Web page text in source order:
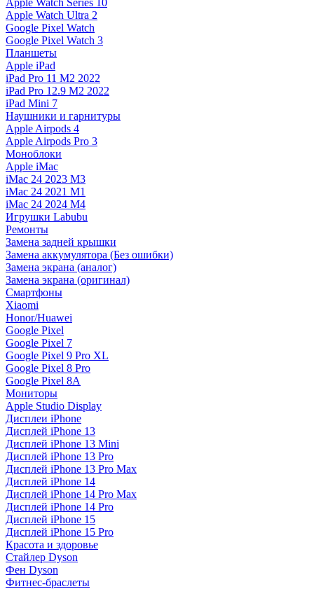
Apple Watch Series 10
Apple Watch Ultra 2
Google Pixel Watch
Google Pixel Watch 3
Планшеты
Apple iPad
iPad Pro 11 M2 2022
iPad Pro 12.9 M2 2022
iPad Mini 7
Наушники и гарнитуры
Apple Airpods 4
Apple Airpods Pro 3
Моноблоки
Apple iMac
iMac 24 2023 M3
iMac 24 2021 M1
iMac 24 2024 M4
Игрушки Labubu
Ремонты
Замена задней крышки
Замена аккумулятора (Без ошибки)
Замена экрана (аналог)
Замена экрана (оригинал)
Смартфоны
Xiaomi
Honor/Huawei
Google Pixel
Google Pixel 7
Google Pixel 9 Pro XL
Google Pixel 8 Pro
Google Pixel 8A
Мониторы
Apple Studio Display
Дисплеи iPhone
Дисплей iPhone 13
Дисплей iPhone 13 Mini
Дисплей iPhone 13 Pro
Дисплей iPhone 13 Pro Max
Дисплей iPhone 14
Дисплей iPhone 14 Pro Max
Дисплей iPhone 14 Pro
Дисплей iPhone 15
Дисплей iPhone 15 Pro
Красота и здоровье
Стайлер Dyson
Фен Dyson
Фитнес-браслеты